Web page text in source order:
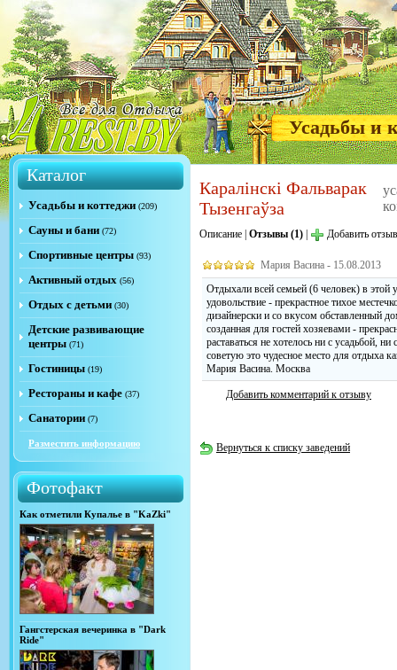
Усадьбы и
Каталог
Усадьбы и коттеджи (209)
Сауны и бани (72)
Спортивные центры (93)
Активный отдых (56)
Отдых с детьми (30)
Детские развивающие
центры (71)
Гостиницы (19)
Рестораны и кафе (37)
Санатории (7)
Разместить информацию
Фотофакт
Как отметили Купалье в "KaZki"
Гангстерская вечеринка в "Dark
Ride"
Каралінскі Фальварак
Тызенгаўза
Описание Отзывы (1) Добавить отзыв
Мария Васина - 15.08.2013
Отдыхали всей семьей (6 человек) в
удовольствие - прекрастное тихое
дизайнерски и со вкусом обставленный
созданная для гостей хозяевами -
раставаться не хотелось ни с усадьбой,
советую это чудесное место для отдыха
Мария Васина. Москва
Добавить комментарий к отзыву
Вернуться к списку заведений